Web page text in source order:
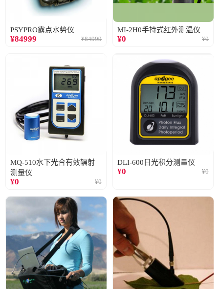
PSYPRO露点水势仪
¥84999 ¥84999
MI-2H0手持式红外测温仪
¥0 ¥0
MQ-510水下光合有效辐射
测量仪
¥0 ¥0
DLI-600日光积分测量仪
¥0 ¥0